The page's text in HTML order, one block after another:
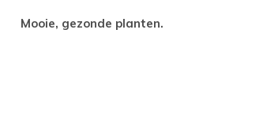
Mooie, gezonde planten.